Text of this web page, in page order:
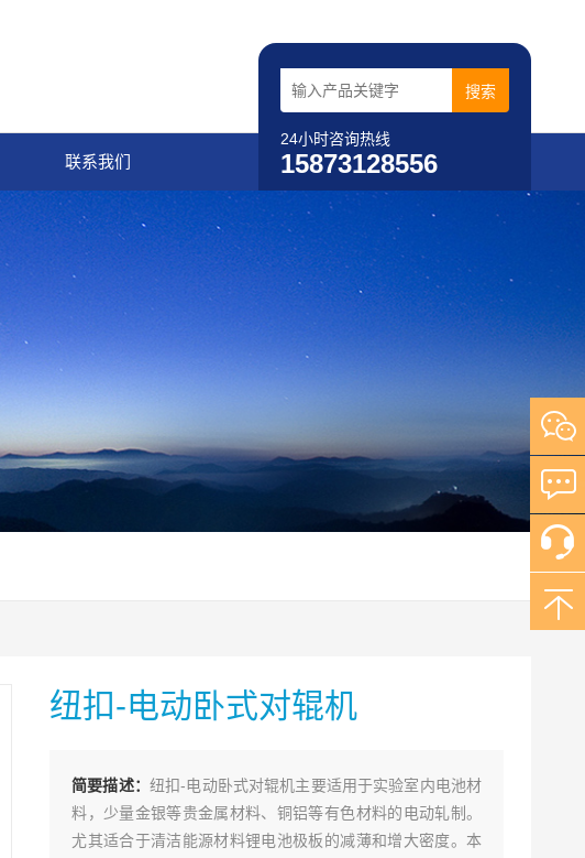
24小时咨询热线
15873128556
联系我们
纽扣-电动卧式对辊机
简要描述： 纽扣-电动卧式对辊机主要适用于实验室内电池材
料，少量金银等贵金属材料、铜铝等有色材料的电动轧制。
尤其适合于清洁能源材料锂电池极板的减薄和增大密度。本